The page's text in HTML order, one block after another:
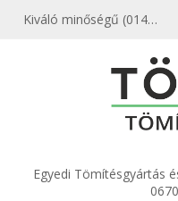
Kiváló minőségű (014) ECO 1" golyósszelep 32x38x2 (100 db) kedvező áron, egyenest a gyártótól, rendeld meg most és csatlakozz a több ezer elégedett vásárlóhoz.
Egyedi Tömítésgyártás